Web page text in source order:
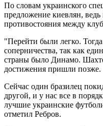
По словам украинского
предложение киевлян,
противостояния между
"Перейти были легко.
соперничества, так как
страны было Динамо.
достижения пришли позже.
Сейчас один бразилец
другой, и у нас все в
лучшие украинские
отметил Ребров.